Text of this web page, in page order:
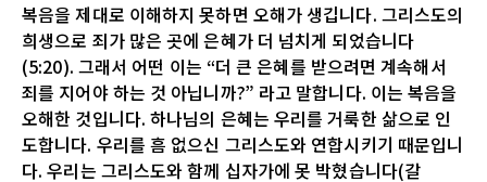
복음을 제대로 이해하지 못하면 오해가 생깁니다. 그리스도의
희생으로 죄가 많은 곳에 은혜가 더 넘치게 되었습니다
(5:20). 그래서 어떤 이는 “더 큰 은혜를 받으려면 계속해서
죄를 지어야 하는 것 아닙니까?” 라고 말합니다. 이는 복음을
오해한 것입니다. 하나님의 은혜는 우리를 거룩한 삶으로 인
도합니다. 우리를 흠 없으신 그리스도와 연합시키기 때문입니
다. 우리는 그리스도와 함께 십자가에 못 박혔습니다(갈